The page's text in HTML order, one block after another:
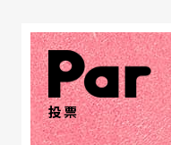
华民国最好的朋友
民共和国，怎么能
电视边跟我说，我
恶共匪了。
投票